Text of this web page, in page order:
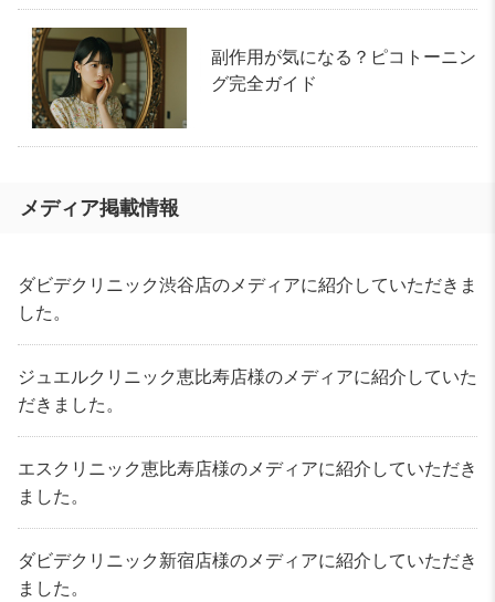
副作用が気になる？ピコトーニン
グ完全ガイド
メディア掲載情報
ダビデクリニック渋谷店のメディアに紹介していただきま
した。
ジュエルクリニック恵比寿店様のメディアに紹介していた
だきました。
エスクリニック恵比寿店様のメディアに紹介していただき
ました。
ダビデクリニック新宿店様のメディアに紹介していただき
ました。